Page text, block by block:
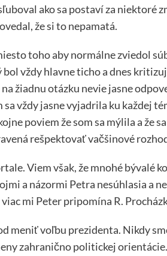
ako sa postaví za niektoré
že si to nepamatá.
toho aby normálne zviedol
vždy hlavne ticho a dnes
žiadnu otázku nevie jasne
vždy jasne vyjadrila ku každej
poviem že som sa mýlila a že
rešpektovať vačšinové
Viem však, že mnohé bývalé
a názormi Petra nesúhlasia a
mi Peter pripomína R.
meniť voľbu prezidenta. Nikdy
zahranično politickej orientácie.